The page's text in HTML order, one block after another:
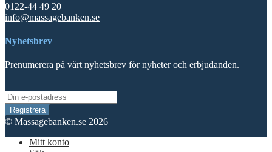
0122-44 49 20
info@massagebanken.se
Nyhetsbrev
Prenumerera på vårt nyhetsbrev för nyheter och erbjudanden.
© Massagebanken.se 2026
Mitt konto